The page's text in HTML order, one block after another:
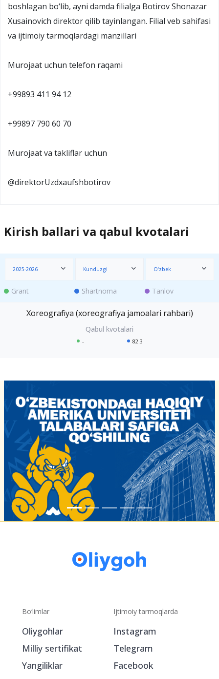
boshlagan bo‘lib, ayni damda filialga Botirov Shonazar
Xusainovich direktor qilib tayinlangan. Filial veb sahifasi
va ijtimoiy tarmoqlardagi manzillari
Murojaat uchun telefon raqami
+99893 411 94 12
+99897 790 60 70
Murojaat va takliflar uchun
@direktorUzdxaufshbotirov
Kirish ballari va qabul kvotalari
2025-2026 Kunduzgi O‘zbek
Grant Shartnoma Tanlov
Xoreografiya (xoreografiya jamoalari rahbari)
- 82.3
Bo‘limlar
Oliygohlar
Milliy sertifikat
Yangiliklar
Ijtimoiy tarmoqlarda
Instagram
Telegram
Facebook